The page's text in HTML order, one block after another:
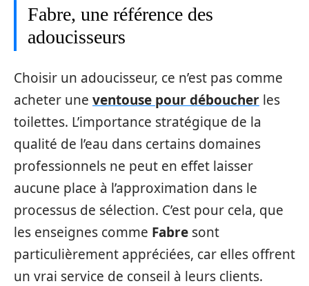
Fabre, une référence des
adoucisseurs
Choisir un adoucisseur, ce n’est pas comme
acheter une ventouse pour déboucher les
toilettes. L’importance stratégique de la
qualité de l’eau dans certains domaines
professionnels ne peut en effet laisser
aucune place à l’approximation dans le
processus de sélection. C’est pour cela, que
les enseignes comme Fabre sont
particulièrement appréciées, car elles offrent
un vrai service de conseil à leurs clients.